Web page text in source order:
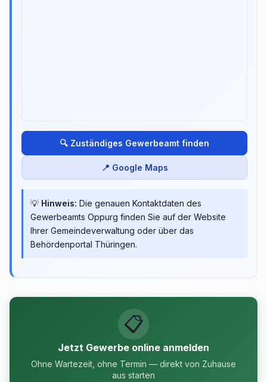
🔍 Zuständiges Gewerbeamt finden
📍 Google Maps
💡 Hinweis: Die genauen Kontaktdaten des
Gewerbeamts Oppurg finden Sie auf der Website
Ihrer Gemeindeverwaltung oder über das
Behördenportal Thüringen.
📋
Jetzt Gewerbe online anmelden
Ohne Wartezeit, ohne Termin — direkt von Zuhause
aus starten